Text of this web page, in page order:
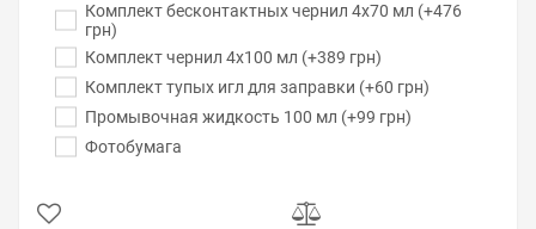
Комплект бесконтактных чернил 4x70 мл (+476
грн)
Комплект чернил 4x100 мл (+389 грн)
Комплект тупых игл для заправки (+60 грн)
Промывочная жидкость 100 мл (+99 грн)
Фотобумага